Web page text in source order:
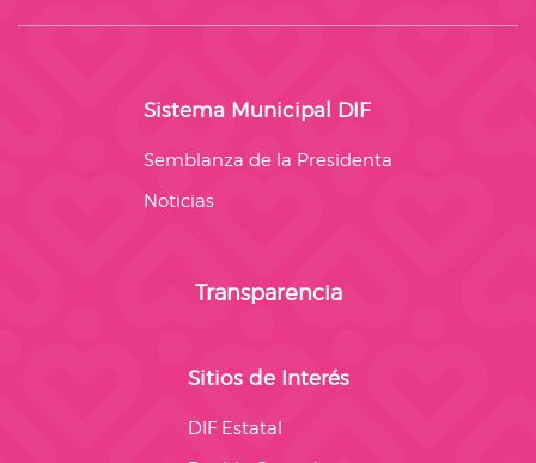
Sistema Municipal DIF
Semblanza de la Presidenta
Noticias
Transparencia
Sitios de Interés
DIF Estatal